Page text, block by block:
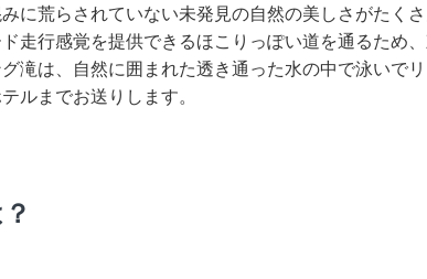
に荒らされていない未発見の自然の美しさがたく
走行感覚を提供できるほこりっぽい道を通るため
滝は、自然に囲まれた透き通った水の中で泳いで
ルまでお送りします。